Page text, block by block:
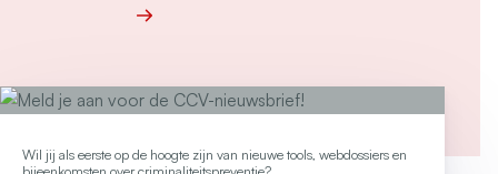
Wil jij als eerste op de hoogte zijn van nieuwe tools, webdossiers en